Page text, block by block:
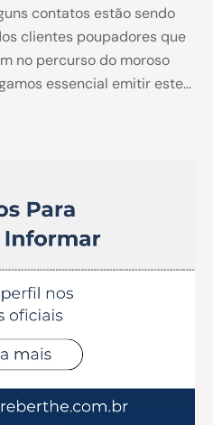
contatos estão sendo
clientes poupadores que
no percurso do moroso
essencial emitir este…